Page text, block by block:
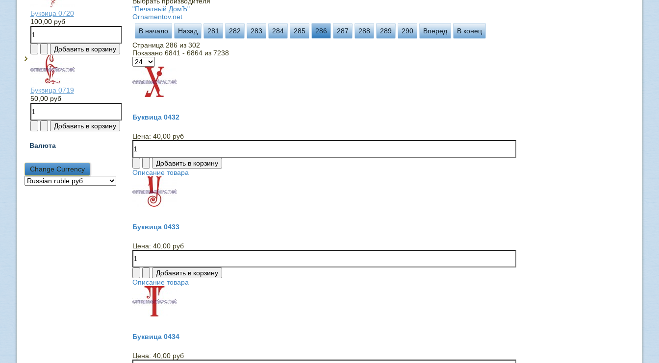
Буквица 0720
100,00 руб
Буквица 0719
50,00 руб
Валюта
"Печатный ДомЪ"
Ornamentov.net
В начало
Назад 281 282 283 284 285 286 287 288 289 290 Вперед
В конец
Страница 286 из 302
Показано 6841 - 6864 из 7238
Буквица 0432
Цена: 40,00 руб
Описание товара
Буквица 0433
Цена: 40,00 руб
Описание товара
Буквица 0434
Цена: 40,00 руб